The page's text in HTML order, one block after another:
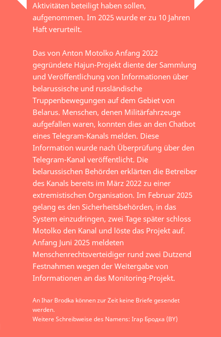
Aktivitäten beteiligt haben sollen,
aufgenommen. Im 2025 wurde er zu 10 Jahren
Haft verurteilt.
Das von Anton Motolko Anfang 2022
gegründete Hajun-Projekt diente der Sammlung
und Veröffentlichung von Informationen über
belarussische und russländische
Truppenbewegungen auf dem Gebiet von
Belarus. Menschen, denen Militärfahrzeuge
aufgefallen waren, konnten dies an den Chatbot
eines Telegram-Kanals melden. Diese
Information wurde nach Überprüfung über den
Telegram-Kanal veröffentlicht. Die
belarussischen Behörden erklärten die Betreiber
des Kanals bereits im März 2022 zu einer
extremistischen Organisation. Im Februar 2025
gelang es den Sicherheitsbehörden, in das
System einzudringen, zwei Tage später schloss
Motolko den Kanal und löste das Projekt auf.
Anfang Juni 2025 meldeten
Menschenrechtsverteidiger rund zwei Dutzend
Festnahmen wegen der Weitergabe von
Informationen an das Monitoring-Projekt.
An Ihar Brodka können zur Zeit keine Briefe gesendet
werden.
Weitere Schreibweise des Namens: Ігар Бродка (BY)